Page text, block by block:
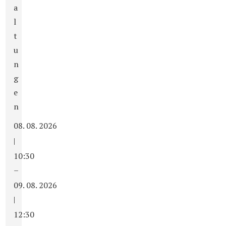
a
l
t
u
n
g
e
n
08. 08. 2026
|
10:30
–
09. 08. 2026
|
12:30